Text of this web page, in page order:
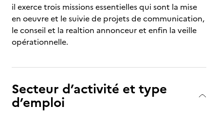
il exerce trois missions essentielles qui sont la mise
en oeuvre et le suivie de projets de communication,
le conseil et la realtion annonceur et enfin la veille
opérationnelle.
Secteur d’activité et type
d’emploi